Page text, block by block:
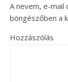
A nevem, e-mail
böngészőben a
Hozzászólás